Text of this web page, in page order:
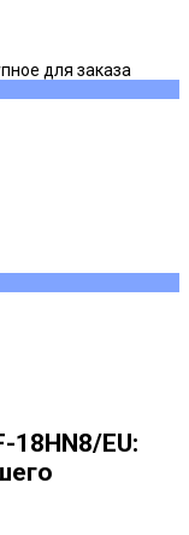
для заказа
18HN8/EU: